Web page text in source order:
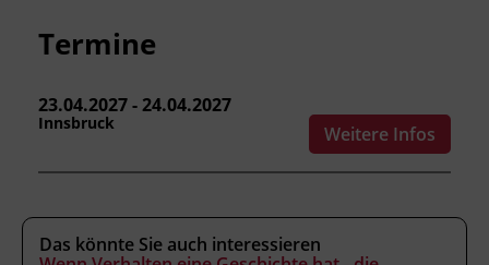
Kursformat
Präsenzunterricht
Fachtrainer_in
Termine
23.04.2027 - 24.04.2027
Innsbruck Weitere Infos
Das könnte Sie auch interessieren